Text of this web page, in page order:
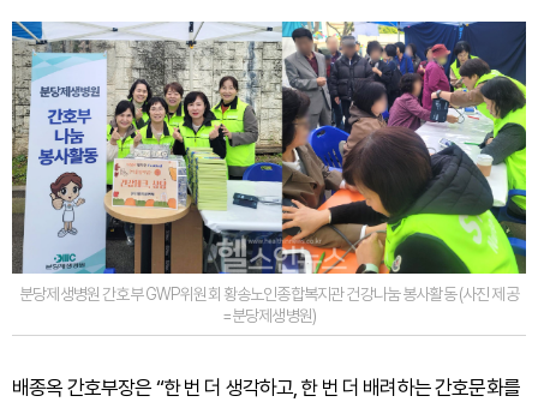
분당제생병원 간호부 GWP위원회 황송노인종합복지관 건강나눔 봉사활동 (사진 제공
=분당제생병원)
배종옥 간호부장은 “한 번 더 생각하고, 한 번 더 배려하는 간호문화를